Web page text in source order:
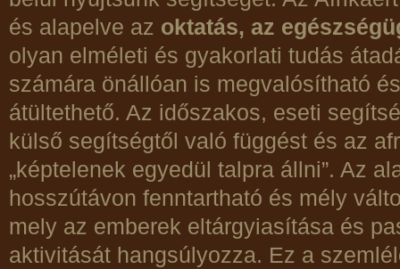
és alapelve az oktatás, az
olyan elméleti és gyakorlati tudás
számára önállóan is megvalósítható
átültethető. Az időszakos, eseti
külső segítségtől való függést és az
„képtelenek egyedül talpra állni”. Az
hosszútávon fenntartható és mély
mely az emberek eltárgyiasítása és
aktivitását hangsúlyozza. Ez a